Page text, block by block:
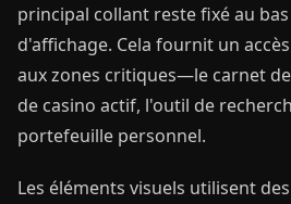
principal collant reste fixé au
d'affichage. Cela fournit un
aux zones critiques—le carnet
de casino actif, l'outil de
portefeuille personnel.
Les éléments visuels utilisent